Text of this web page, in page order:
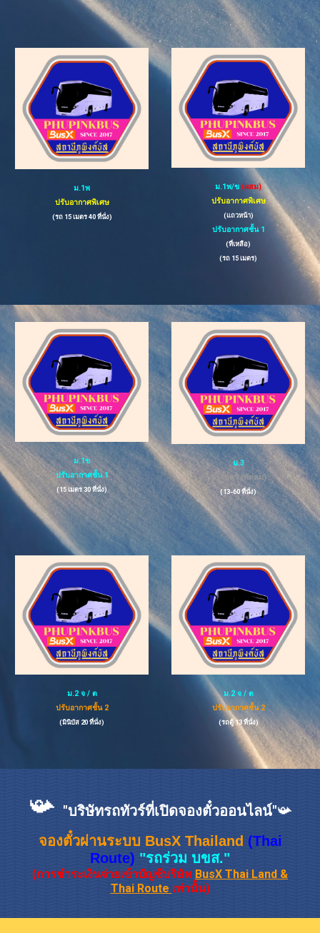
ม.1พ
ปรับอากาศพิเศษ
(รถ 15 เมตร40ที่นั่ง)
ม.1พ/ข (ผสม)
ปรับอากาศพิเศษ
(แถวหน้า)
ปรับอากาศชั้น 1
(ที่เหลือ)
(รถ 15 เมตร)
ม.1ข
ปรับอากาศชั้น 1
(15 เมตร 30 ที่นั่ง)
ม.3
ธรรมดา (พัดลม)
(13-60ที่นั่ง)
ม.2 จ / ต
ปรับอากาศชั้น 2
(มินิบัส 20 ที่นั่ง)
ม.2 จ / ต
ปรับอากาศชั้น 2
(รถตู้ 13 ที่นั่ง)
📯 "บริษัทรถทัวร์ที่เปิดจองตั๋วออนไลน์"📯
จองตั๋วผ่านระบบ BusX Thailand (Thai
Route) "รถร่วม บขส."
(การชำระเงินจ่ายเข้าบัญชีบริษัท BusX Thai Land &
Thai Route เท่านั้น)